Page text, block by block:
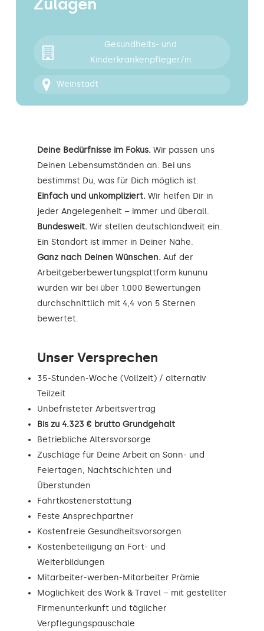
Kontakt
Zulagen
Gesundheits- und
Kinderkrankenpfleger/in
Weinstadt
Deine Bedürfnisse im Fokus. Wir passen uns
Deinen Lebensumständen an. Bei uns
bestimmst Du, was für Dich möglich ist.
Einfach und unkompliziert. Wir helfen Dir in
jeder Angelegenheit – immer und überall.
Bundesweit. Wir stellen deutschlandweit ein.
Ein Standort ist immer in Deiner Nähe.
Ganz nach Deinen Wünschen. Auf der
Arbeitgeberbewertungsplattform kununu
wurden wir bei über 1.000 Bewertungen
durchschnittlich mit 4,4 von 5 Sternen
bewertet.
Unser Versprechen
35-Stunden-Woche (Vollzeit) / alternativ
Teilzeit
Unbefristeter Arbeitsvertrag
Bis zu 4.323 € brutto Grundgehalt
Betriebliche Altersvorsorge
Zuschläge für Deine Arbeit an Sonn- und
Feiertagen, Nachtschichten und
Überstunden
Fahrtkostenerstattung
Feste Ansprechpartner
Kostenfreie Gesundheitsvorsorgen
Kostenbeteiligung an Fort- und
Weiterbildungen
Mitarbeiter-werben-Mitarbeiter Prämie
Möglichkeit des Work & Travel – mit gestellter
Firmenunterkunft und täglicher
Verpflegungspauschale